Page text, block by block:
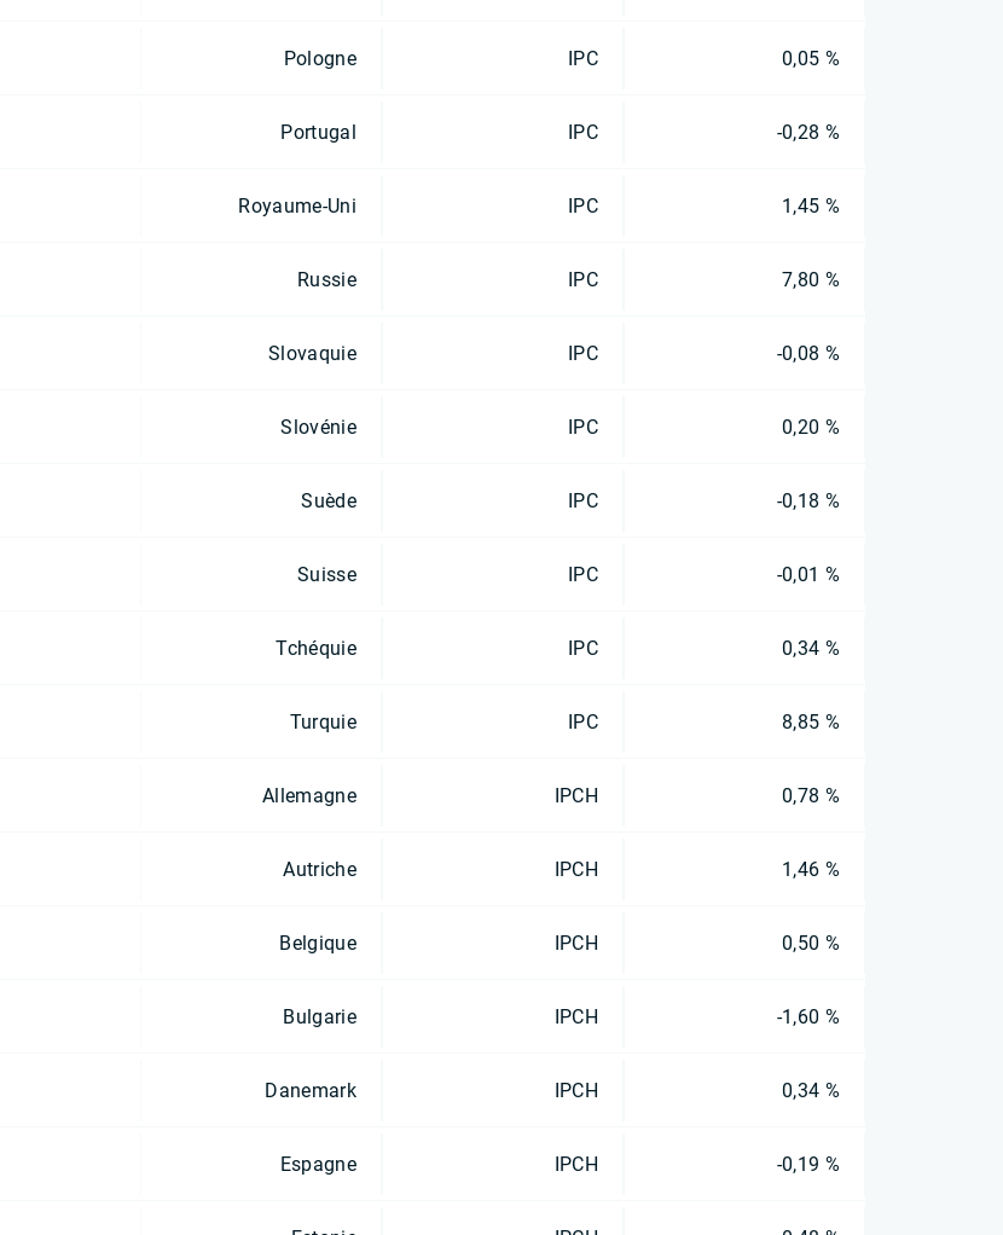
Pologne IPC 0,05 %
Portugal IPC -0,28 %
Royaume-Uni IPC 1,45 %
Russie IPC 7,80 %
Slovaquie IPC -0,08 %
Slovénie IPC 0,20 %
Suède IPC -0,18 %
Suisse IPC -0,01 %
Tchéquie IPC 0,34 %
Turquie IPC 8,85 %
Allemagne IPCH 0,78 %
Autriche IPCH 1,46 %
Belgique IPCH 0,50 %
Bulgarie IPCH -1,60 %
Danemark IPCH 0,34 %
Espagne IPCH -0,19 %